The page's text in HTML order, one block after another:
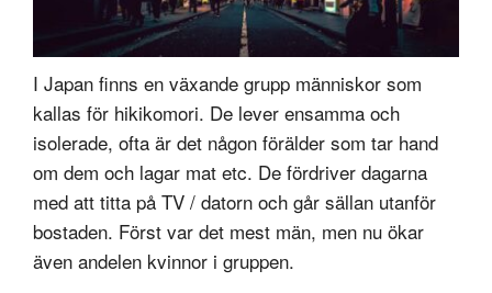
I Japan finns en växande grupp människor som
kallas för hikikomori. De lever ensamma och
isolerade, ofta är det någon förälder som tar hand
om dem och lagar mat etc. De fördriver dagarna
med att titta på TV / datorn och går sällan utanför
bostaden. Först var det mest män, men nu ökar
även andelen kvinnor i gruppen.